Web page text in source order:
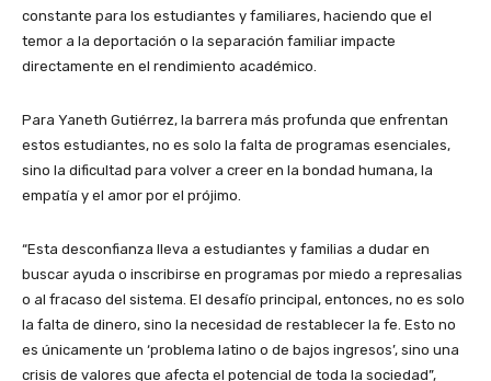
constante para los estudiantes y familiares, haciendo que el
temor a la deportación o la separación familiar impacte
directamente en el rendimiento académico.
Para Yaneth Gutiérrez, la barrera más profunda que enfrentan
estos estudiantes, no es solo la falta de programas esenciales,
sino la dificultad para volver a creer en la bondad humana, la
empatía y el amor por el prójimo.
“Esta desconfianza lleva a estudiantes y familias a dudar en
buscar ayuda o inscribirse en programas por miedo a represalias
o al fracaso del sistema. El desafío principal, entonces, no es solo
la falta de dinero, sino la necesidad de restablecer la fe. Esto no
es únicamente un ‘problema latino o de bajos ingresos’, sino una
crisis de valores que afecta el potencial de toda la sociedad”,